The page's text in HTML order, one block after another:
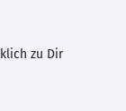
zu Dir